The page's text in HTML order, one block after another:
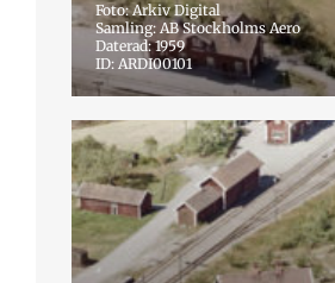
Foto: Arkiv Digital
Samling: AB Stockholms Aero
Daterad: 1959
ID: ARDI00101